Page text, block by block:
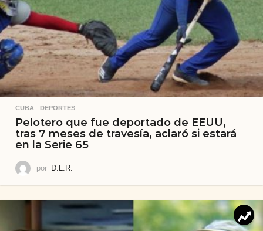
CUBA ,DEPORTES
Pelotero que fue deportado de EEUU,
tras 7 meses de travesía, aclaró si estará
en la Serie 65
por D.L.R.